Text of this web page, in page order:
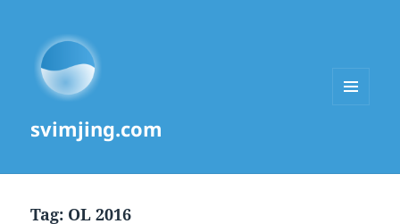
svimjing.com
Tag: OL 2016